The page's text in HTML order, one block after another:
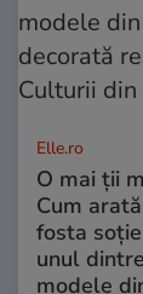
Elle.ro
O mai ții
Cum
fosta
unul
modele